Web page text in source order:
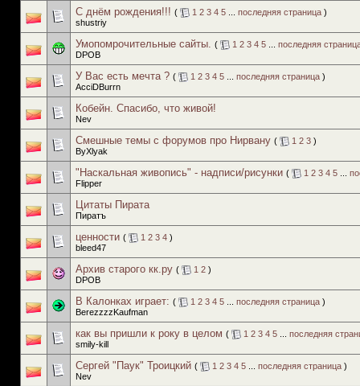
С днём рождения!!! ( 1 2 3 4 5 последняя страница )
shustriy
Умопомрочительные сайты. ( 1 2 3 4 5
последняя
DPOB
У Вас есть мечта ? ( 1 2 3 4 5 последняя страница )
AcciDBurrn
Кобейн. Спасибо, что живой!
Nev
Смешные темы с форумов про Нирвану ( 1 2 3 )
ByXlyak
"Наскальная живопись" - надписи/рисунки ( 1 2 3 4 5
Flipper
Цитаты Пирата
Пиратъ
ценности ( 1 2 3 4 )
bleed47
Архив старого кк.ру ( 1 2 )
DPOB
В Калонках играет: ( 1 2 3 4 5 последняя страница )
BerezzzzKaufman
как вы пришли к року в целом ( 1 2 3 4 5
последняя
smily-kill
Сергей "Паук" Троицкий ( 1 2 3 4 5 последняя страница )
Nev